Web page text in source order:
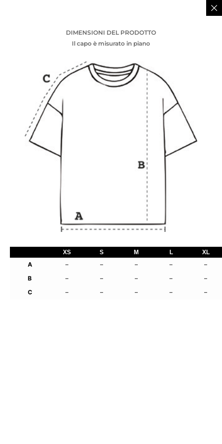
DIMENSIONI DEL PRODOTTO
Il capo è misurato in piano
XS S M L XL
A – – – –
–
B
– – – –
–
C
– – – – –